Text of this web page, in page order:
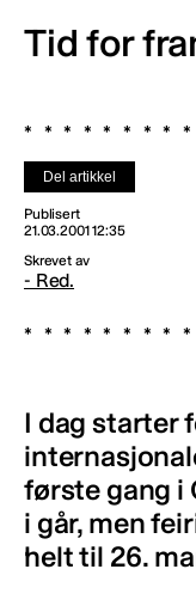
Tid for
Del artikkel
Publisert
21.03.2001 12:35
Skrevet av
- Red.
I dag starter
første gang i
i går, men
helt til 26.